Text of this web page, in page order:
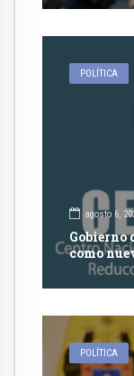
POLÍTICA
agosto 6,
Gobierno
como
POLÍTICA